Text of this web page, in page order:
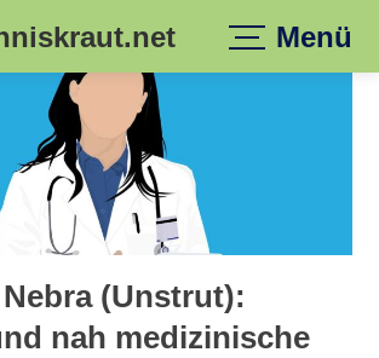
Menü
(Unstrut):
nah medizinische